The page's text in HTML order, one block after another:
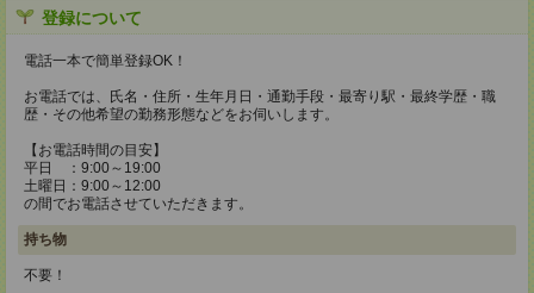
登録について
電話一本で簡単登録OK！
お電話では、氏名・住所・生年月日・通勤手段・最寄り駅・最終学歴・職
歴・その他希望の勤務形態などをお伺いします。
【お電話時間の目安】
平日 ：9:00～19:00
土曜日：9:00～12:00
の間でお電話させていただきます。
持ち物
不要！